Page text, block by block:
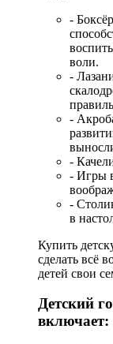
-
воли.
-
-
-
- Игры
-
в
Купить
сделать всё
детей свои
Детский
включает: